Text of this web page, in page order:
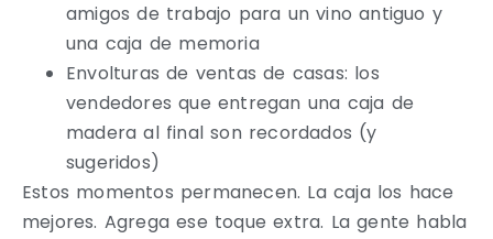
amigos de trabajo para un vino antiguo y
una caja de memoria
Envolturas de ventas de casas: los
vendedores que entregan una caja de
madera al final son recordados (y
sugeridos)
Estos momentos permanecen. La caja los hace
mejores. Agrega ese toque extra. La gente habla